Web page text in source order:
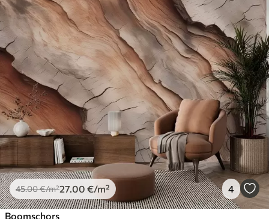
45.00€/m²27.00 €/m² 4
Boomschors